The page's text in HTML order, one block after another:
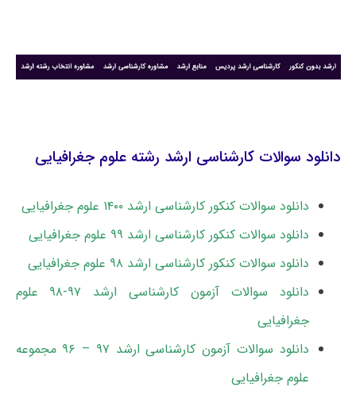
دانلود سوالات کارشناسی ارشد رشته علوم جغرافیایی
دانلود سوالات کنکور کارشناسی ارشد ۱۴۰۰ علوم جغرافیایی
دانلود سوالات کنکور کارشناسی ارشد ۹۹ علوم جغرافیایی
دانلود سوالات کنکور کارشناسی ارشد ۹۸ علوم جغرافیایی
دانلود سوالات آزمون کارشناسی ارشد ۹۷-۹۸ علوم
جغرافیایی
دانلود سوالات آزمون کارشناسی ارشد ۹۷ – ۹۶ مجموعه
علوم جغرافیایی